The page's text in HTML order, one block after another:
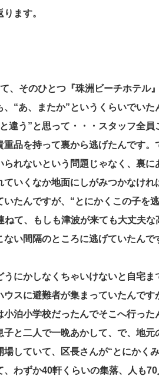
ます。
て、そのひとつ『珠洲ビーチホテ
、“あ、またか”というくらいでい
違う”と思って・・・スタッフ全
重品を持って裏から逃げたんです
られないという問題じゃなく、裏
ていくなか地面にしがみつかなけ
いたんですが、“とにかくこの子を
ねて、もしも津波が来ても大丈夫
い間隔のところに逃げていたんで
うにかしなくちゃいけないと自宅
ウスに避難者が集まっていたんで
小泊小学校だったんでそこへ行っ
子と二人で一晩あかして、で、地
場していて、区長さんが“とにかく
、わずか40軒くらいの集落、人も